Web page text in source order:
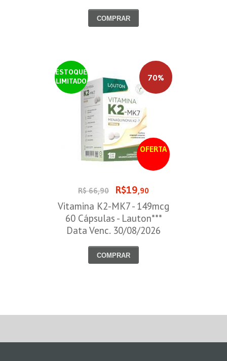
COMPRAR
ESTOQUE
LIMITADO
OFERTA
70%
R$ 66,90 R$19,90
Vitamina K2-MK7 - 149mcg
60 Cápsulas - Lauton***
Data Venc. 30/08/2026
COMPRAR